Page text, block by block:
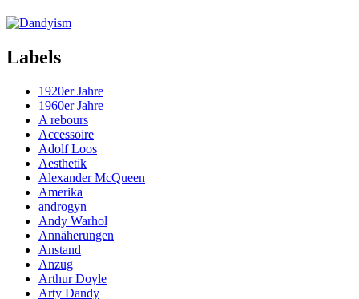
Labels
1920er Jahre
1960er Jahre
A rebours
Accessoire
Adolf Loos
Aesthetik
Alexander McQueen
Amerika
androgyn
Andy Warhol
Annäherungen
Anstand
Anzug
Arthur Doyle
Arty Dandy